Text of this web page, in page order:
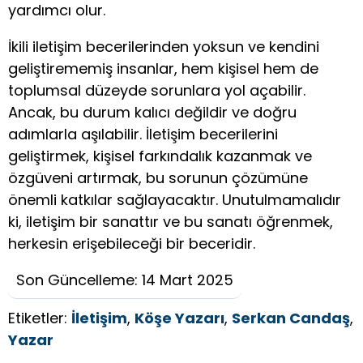
yardımcı olur.
İkili iletişim becerilerinden yoksun ve kendini
geliştirememiş insanlar, hem kişisel hem de
toplumsal düzeyde sorunlara yol açabilir.
Ancak, bu durum kalıcı değildir ve doğru
adımlarla aşılabilir. İletişim becerilerini
geliştirmek, kişisel farkındalık kazanmak ve
özgüveni artırmak, bu sorunun çözümüne
önemli katkılar sağlayacaktır. Unutulmamalıdır
ki, iletişim bir sanattır ve bu sanatı öğrenmek,
herkesin erişebileceği bir beceridir.
Son Güncelleme: 14 Mart 2025
Etiketler: İletişim, Köşe Yazarı, Serkan Candaş,
Yazar